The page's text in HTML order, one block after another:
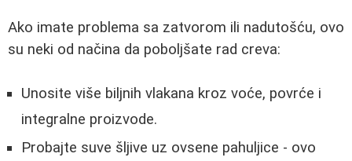
Ako imate problema sa zatvorom ili nadutošću, ovo
su neki od načina da poboljšate rad creva:
Unosite više biljnih vlakana kroz voće, povrće i
integralne proizvode.
Probajte suve šljive uz ovsene pahuljice - ovo